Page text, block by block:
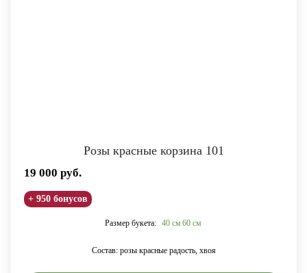
Розы красные корзина 101
19 000 руб.
+ 950 бонусов
Размер букета: 40 см 60 см
Состав: розы красные радость, хвоя